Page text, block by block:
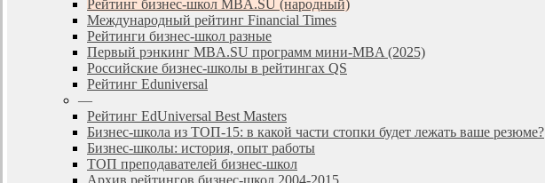
Рейтинг бизнес-школ MBA.SU (народный)
Международный рейтинг Financial Times
Рейтинги бизнес-школ разные
Первый рэнкинг MBA.SU программ мини-MBA (2025)
Российские бизнес-школы в рейтингах QS
Рейтинг Eduniversal
—
Рейтинг EdUniversal Best Masters
Бизнес-школа из ТОП-15: в какой части стопки будет лежать ваше резюме?
Бизнес-школы: история, опыт работы
ТОП преподавателей бизнес-школ